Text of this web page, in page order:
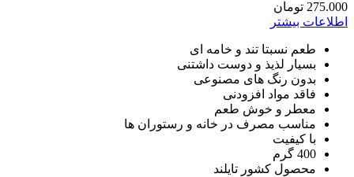
275.000 تومان
اطلاعات بیشتر
طعم نسبتا تند و خامه ای
بسیار لذیذ و دوست داشتنی
بدون رنگ های مصنوعی
فاقد مواد افزودنی
معطر و خوش طعم
مناسب مصرف در خانه و رستوران ها
با کیفیت
400 گرم
محصول کشور تایلند